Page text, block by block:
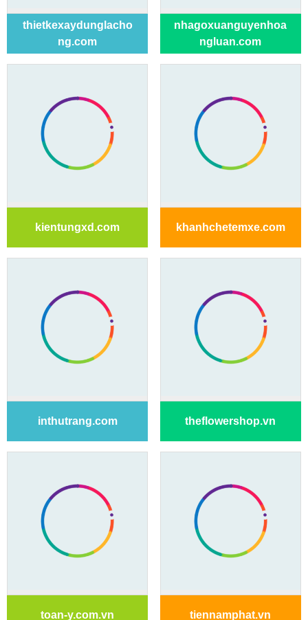
thietkexaydunglacho
ng.com
nhagoxuanguyenhoa
ngluan.com
kientungxd.com khanhchetemxe.com
inthutrang.com theflowershop.vn
toan-y.com.vn tiennamphat.vn